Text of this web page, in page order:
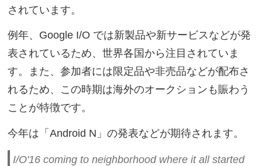
されています。
例年、Google I/O では新製品や新サービスなどが発
表されているため、世界各国から注目されていま
す。また、参加者には限定品や非売品などが配布さ
れるため、この時期は海外のオークションも賑わう
ことが特徴です。
今年は「Android N」の発表などが期待されます。
I/O'16 coming to neighborhood where it all started